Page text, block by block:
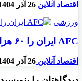
اقتصاد آنلاین 26 آذر 1404
ورزشی
AFC ایران را ۶۰ هزار دلار جریمه کرد
اقتصاد آنلاین 26 آذر 1404